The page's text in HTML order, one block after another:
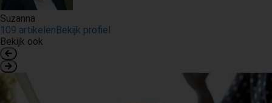
Suzanna
109 artikelenBekijk profiel
Bekijk ook